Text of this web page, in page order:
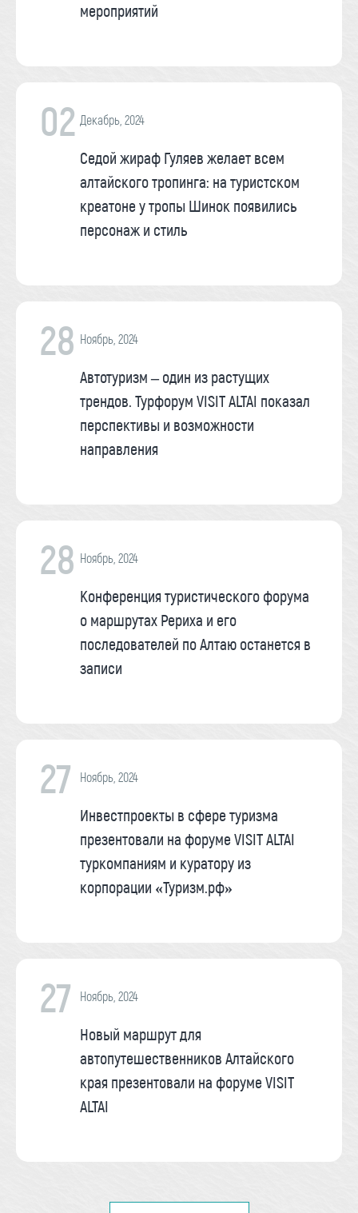
мероприятий
02 Декабрь, 2024
Седой жираф Гуляев желает всем
алтайского тропинга: на туристском
креатоне у тропы Шинок появились
персонаж и стиль
28 Ноябрь, 2024
Автотуризм – один из растущих
трендов. Турфорум VISIT ALTAI показал
перспективы и возможности
направления
28 Ноябрь, 2024
Конференция туристического форума
о маршрутах Рериха и его
последователей по Алтаю останется в
записи
27 Ноябрь, 2024
Инвестпроекты в сфере туризма
презентовали на форуме VISIT ALTAI
туркомпаниям и куратору из
корпорации «Туризм.рф»
27 Ноябрь, 2024
Новый маршрут для
автопутешественников Алтайского
края презентовали на форуме VISIT
ALTAI